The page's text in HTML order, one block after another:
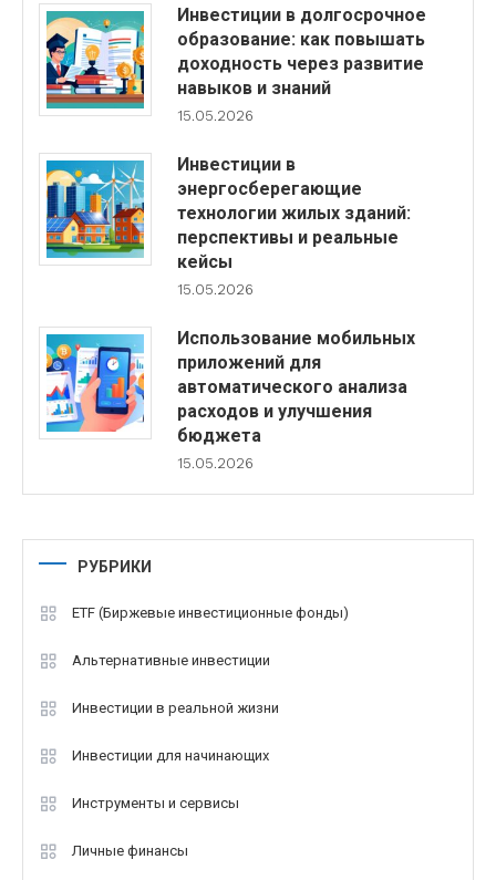
Инвестиции в долгосрочное
образование: как повышать
доходность через развитие
навыков и знаний
15.05.2026
Инвестиции в
энергосберегающие
технологии жилых зданий:
перспективы и реальные
кейсы
15.05.2026
Использование мобильных
приложений для
автоматического анализа
расходов и улучшения
бюджета
15.05.2026
РУБРИКИ
ETF (Биржевые инвестиционные фонды)
Альтернативные инвестиции
Инвестиции в реальной жизни
Инвестиции для начинающих
Инструменты и сервисы
Личные финансы